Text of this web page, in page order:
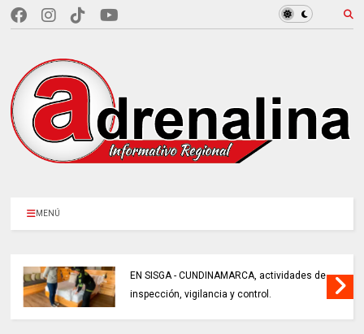
MENÚ
EN SISGA - CUNDINAMARCA, actividades de
inspección, vigilancia y control.